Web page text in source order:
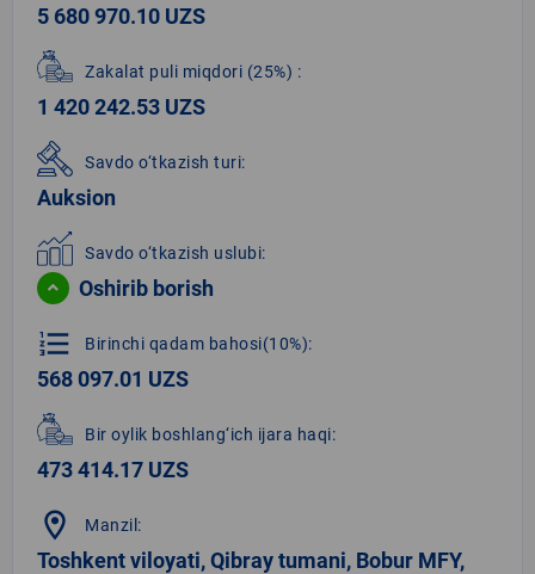
5 680 970.10 UZS
Zakalat puli miqdori (25%) :
1 420 242.53 UZS
Savdo o‘tkazish turi:
Auksion
Savdo o‘tkazish uslubi:
Oshirib borish
format_list_numbered Birinchi qadam bahosi(10%):
568 097.01 UZS
Bir oylik boshlang‘ich ijara haqi:
473 414.17 UZS
location_on Manzil:
Toshkent viloyati, Qibray tumani, Bobur MFY,